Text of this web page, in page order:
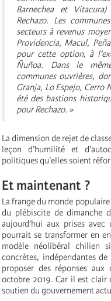
Barnechea et
Rechazo. Les
secteurs à revenus
Providencia, Macul,
pour cette option, à
Ñuñoa. Dans le
communes ouvrières,
Granja, Lo Espejo, Cerro
été des bastions
pour Rechazo. »
La dimension de rejet de
leçon d’humilité et
politiques qu’elles soient
Et maintenant ?
La frange du monde
du plébiscite de dimanche
aujourd’hui aux prises avec
pourrait se transformer en
modèle néolibéral chilien
concrètes, indépendantes
proposer des réponses aux
octobre 2019. Car il est clair
soutien du gouvernement